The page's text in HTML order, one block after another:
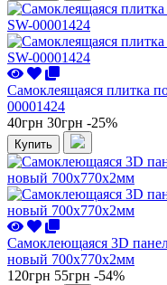
Самоклеящаяся плитка
00001424
40грн 30грн -25%
Купить
Самоклеющаяся 3D
новый 700x770x2мм
120грн 55грн -54%